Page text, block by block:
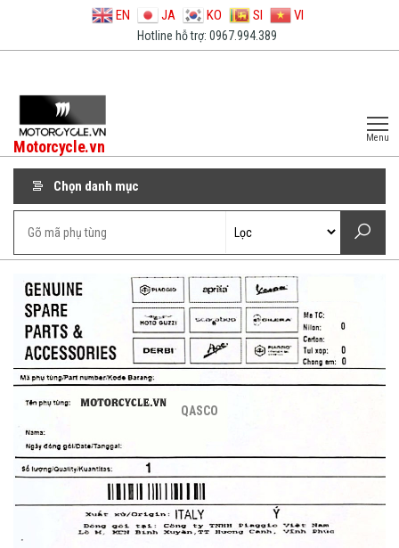
EN JA KO SI VI
Hotline hỗ trợ: 0967.994.389
Motorcycle.vn Menu
Chọn danh mục
QASCO